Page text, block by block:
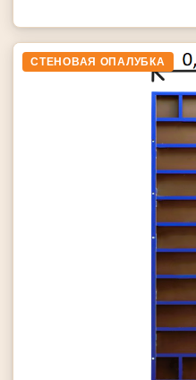
СТЕНОВАЯ ОПАЛУБКА